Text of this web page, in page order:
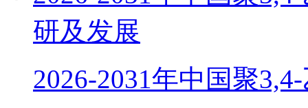
研及发展
2026-2031年中国聚